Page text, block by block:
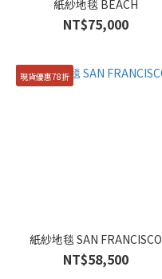
紙紗地毯 BEACH
NT$75,000
現貨優惠78折
紙紗地毯 SAN FRANCISCO
NT$58,500